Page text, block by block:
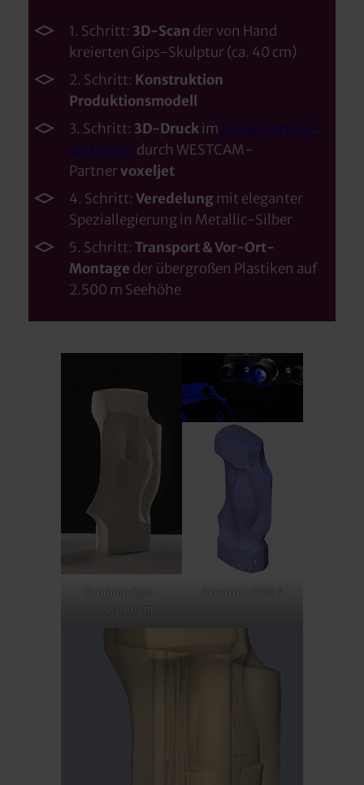
1. Schritt: 3D-Scan der von Hand
kreierten Gips-Skulptur (ca. 40 cm)
2. Schritt: Konstruktion
Produktionsmodell
3. Schritt: 3D-Druckim Binder Jetting–
Verfahren durch WESTCAM-
Partnervoxeljet
4. Schritt: Veredelungmit eleganter
Speziallegierung in Metallic-Silber
5. Schritt: Transport & Vor-Ort-
Montage der übergroßen Plastiken auf
2.500 m Seehöhe
Original:
Gips-
Modell 40 cm
3D-Scan: ATOS 5